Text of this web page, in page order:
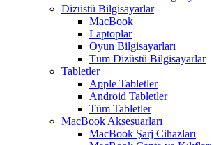
Dizüstü Bilgisayarlar
MacBook
Laptoplar
Oyun Bilgisayarları
Tüm Dizüstü Bilgisayarlar
Tabletler
Apple Tabletler
Android Tabletler
Tüm Tabletler
MacBook Aksesuarları
MacBook Şarj Cihazları